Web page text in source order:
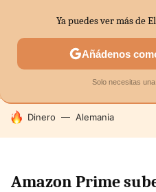
MENÚ
ECONOMÍA
HOY SE HABLA DE
Dinero Alemania
Amazon Prime
Ya puedes ver más de
Añádenos
Solo necesitas